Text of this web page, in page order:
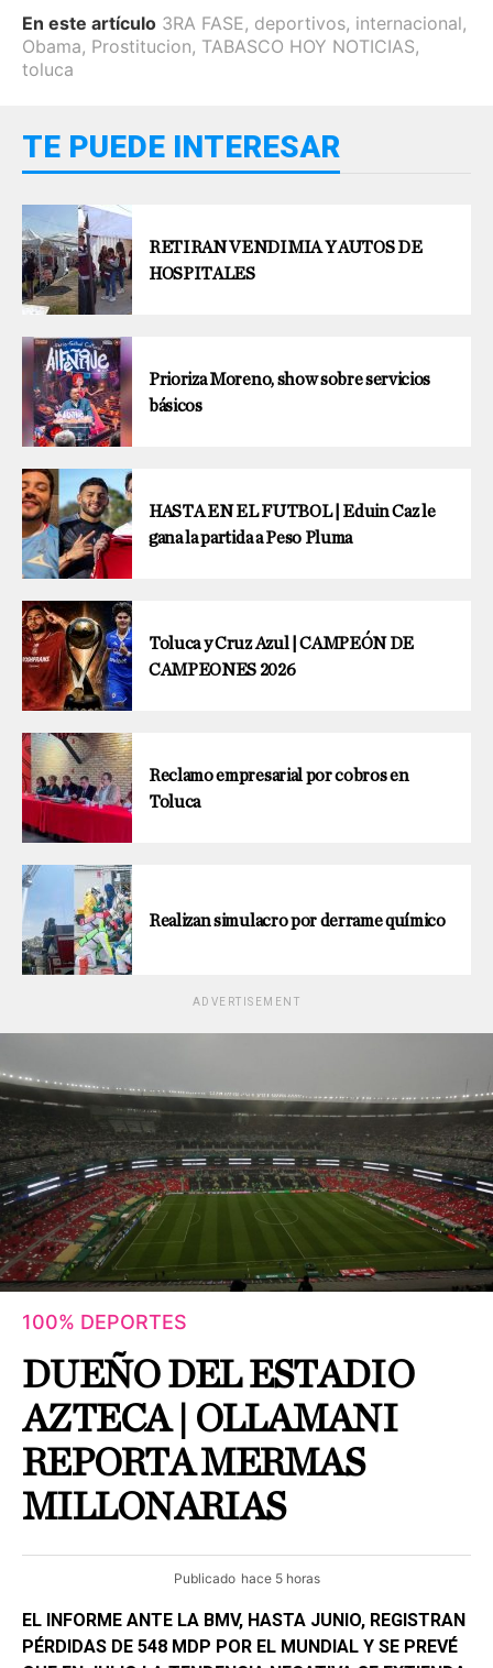
En este artículo 3RA FASE, deportivos, internacional,
Obama, Prostitucion, TABASCO HOY NOTICIAS,
toluca
TE PUEDE INTERESAR
RETIRAN VENDIMIA Y AUTOS DE
HOSPITALES
Prioriza Moreno, show sobre servicios
básicos
HASTA EN EL FUTBOL | Eduin Caz le
gana la partida a Peso Pluma
Toluca y Cruz Azul | CAMPEÓN DE
CAMPEONES 2026
Reclamo empresarial por cobros en
Toluca
Realizan simulacro por derrame químico
ADVERTISEMENT
100% DEPORTES
DUEÑO DEL ESTADIO
AZTECA | OLLAMANI
REPORTA MERMAS
MILLONARIAS
Publicado hace 5 horas
EL INFORME ANTE LA BMV, HASTA JUNIO, REGISTRAN
PÉRDIDAS DE 548 MDP POR EL MUNDIAL Y SE PREVÉ